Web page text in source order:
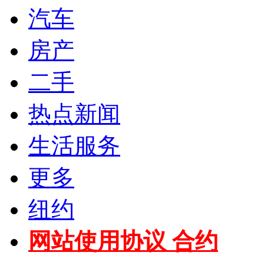
汽车
房产
二手
热点新闻
生活服务
更多
纽约
网站使用协议 合约